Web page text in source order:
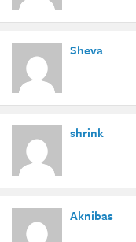
Sheva
shrink
Aknibas